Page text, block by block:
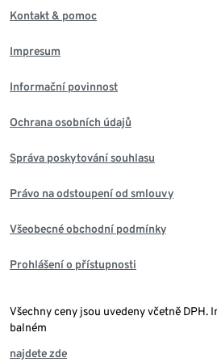
Kontakt & pomoc
Impresum
Informační povinnost
Ochrana osobních údajů
Správa poskytování souhlasu
Právo na odstoupení od smlouvy
Všeobecné obchodní podmínky
Prohlášení o přístupnosti
Všechny ceny jsou uvedeny včetně DPH.
balném
najdete zde